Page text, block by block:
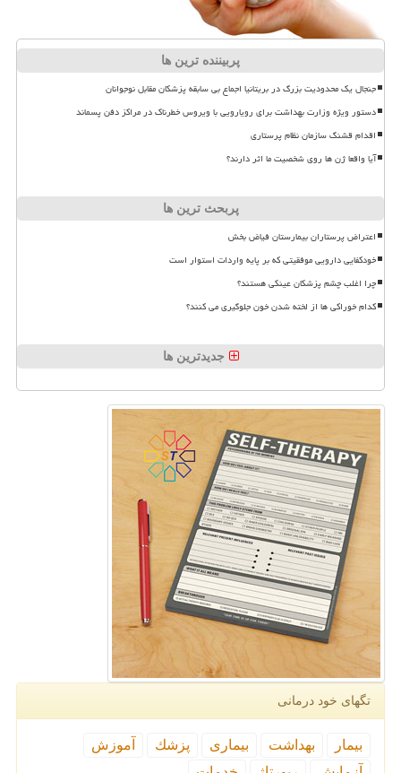
پربیننده ترین ها
جنجال یک محدودیت بزرگ در بریتانیا اجماع بی سابقه پزشکان مقابل نوجوانان
دستور ویژه وزارت بهداشت برای رویارویی با ویروس خطرناک در مراکز دفن پسماند
اقدام قشنگ سازمان نظام پرستاری
آیا واقعا ژن ها روی شخصیت ما اثر دارند؟
پربحث ترین ها
اعتراض پرستاران بیمارستان فیاض بخش
خودکفایی دارویی موفقیتی که بر پایه واردات استوار است
چرا اغلب چشم پزشکان عینکی هستند؟
کدام خوراکی ها از لخته شدن خون جلوگیری می کنند؟
جدیدترین ها
تگهای خود درمانی
بیمار بهداشت بیماری پزشك
آموزش